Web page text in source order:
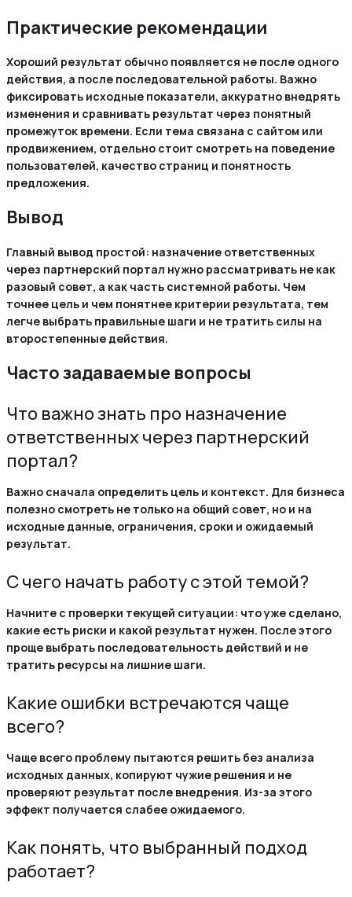
Практические рекомендации
Хороший результат обычно появляется не после одного
действия, а после последовательной работы. Важно
фиксировать исходные показатели, аккуратно внедрять
изменения и сравнивать результат через понятный
промежуток времени. Если тема связана с сайтом или
продвижением, отдельно стоит смотреть на поведение
пользователей, качество страниц и понятность
предложения.
Вывод
Главный вывод простой: назначение ответственных
через партнерский портал нужно рассматривать не как
разовый совет, а как часть системной работы. Чем
точнее цель и чем понятнее критерии результата, тем
легче выбрать правильные шаги и не тратить силы на
второстепенные действия.
Часто задаваемые вопросы
Что важно знать про назначение
ответственных через партнерский
портал?
Важно сначала определить цель и контекст. Для бизнеса
полезно смотреть не только на общий совет, но и на
исходные данные, ограничения, сроки и ожидаемый
результат.
С чего начать работу с этой темой?
Начните с проверки текущей ситуации: что уже сделано,
какие есть риски и какой результат нужен. После этого
проще выбрать последовательность действий и не
тратить ресурсы на лишние шаги.
Какие ошибки встречаются чаще
всего?
Чаще всего проблему пытаются решить без анализа
исходных данных, копируют чужие решения и не
проверяют результат после внедрения. Из-за этого
эффект получается слабее ожидаемого.
Как понять, что выбранный подход
работает?